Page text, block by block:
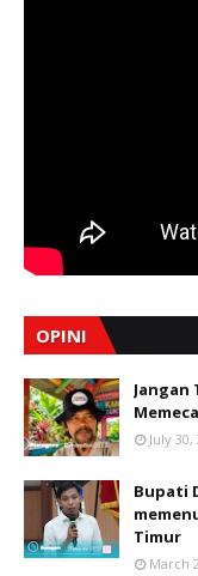
OPINI
Jangan
July 30,
Bupati
Timur
March